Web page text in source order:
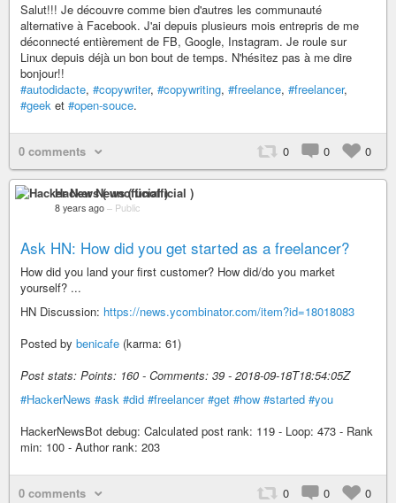
Salut!!! Je découvre comme bien d'autres les communauté
alternative à Facebook. J'ai depuis plusieurs mois entrepris de me
déconnecté entièrement de FB, Google, Instagram. Je roule sur
Linux depuis déjà un bon bout de temps. N'hésitez pas à me dire
bonjour!!
#autodidacte, #copywriter, #copywriting, #freelance, #freelancer,
#geek et #open-souce.
0 comments 0 0 0
Hacker News ( unofficial )
8 years ago – Public
Ask HN: How did you get started as a freelancer?
How did you land your first customer? How did/do you market
yourself? ...
HN Discussion: https://news.ycombinator.com/item?id=18018083
Posted by benicafe (karma: 61)
Post stats: Points: 160 - Comments: 39 - 2018-09-18T18:54:05Z
#HackerNews #ask #did #freelancer #get #how #started #you
HackerNewsBot debug: Calculated post rank: 119 - Loop: 473 - Rank
min: 100 - Author rank: 203
0 comments 0 0 0